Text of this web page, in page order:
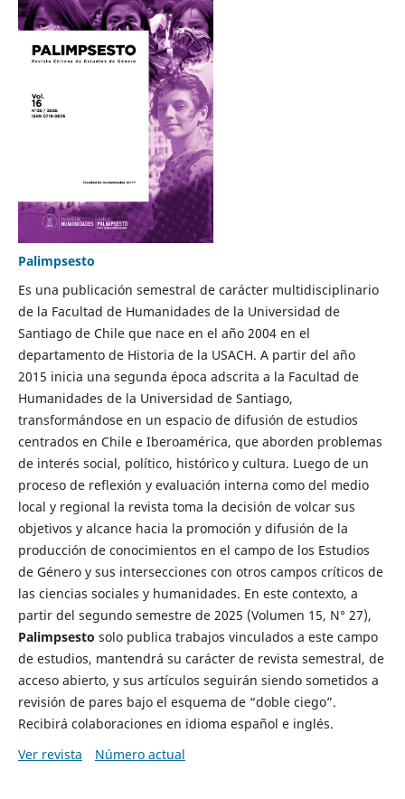
Palimpsesto
Es una publicación semestral de carácter multidisciplinario
de la Facultad de Humanidades de la Universidad de
Santiago de Chile que nace en el año 2004 en el
departamento de Historia de la USACH. A partir del año
2015 inicia una segunda época adscrita a la Facultad de
Humanidades de la Universidad de Santiago,
transformándose en un espacio de difusión de estudios
centrados en Chile e Iberoamérica, que aborden problemas
de interés social, político, histórico y cultura. Luego de un
proceso de reflexión y evaluación interna como del medio
local y regional la revista toma la decisión de volcar sus
objetivos y alcance hacia la promoción y difusión de la
producción de conocimientos en el campo de los Estudios
de Género y sus intersecciones con otros campos críticos de
las ciencias sociales y humanidades. En este contexto, a
partir del segundo semestre de 2025 (Volumen 15, N° 27),
Palimpsesto solo publica trabajos vinculados a este campo
de estudios, mantendrá su carácter de revista semestral, de
acceso abierto, y sus artículos seguirán siendo sometidos a
revisión de pares bajo el esquema de “doble ciego”.
Recibirá colaboraciones en idioma español e inglés.
Ver revista
Número actual